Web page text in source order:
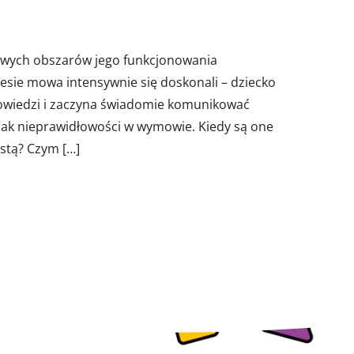
obszarów jego funkcjonowania
mowa intensywnie się doskonali – dziecko
i zaczyna świadomie komunikować
nieprawidłowości w wymowie. Kiedy są one
Czym […]